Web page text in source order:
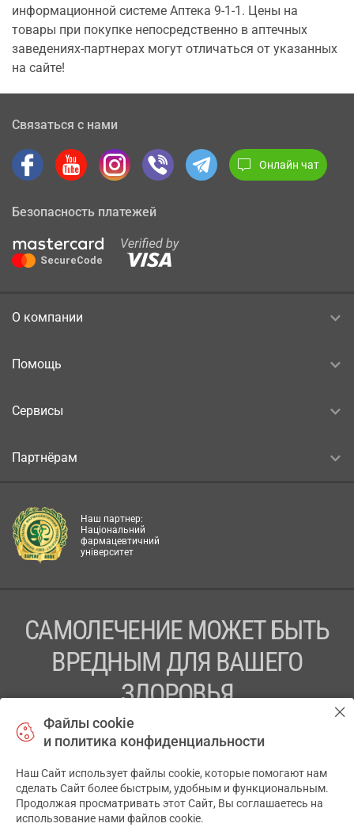
информационной системе Аптека 9-1-1. Цены на
товары при покупке непосредственно в аптечных
заведениях-партнерах могут отличаться от указанных
на сайте!
Связаться с нами
Онлайн чат
Безопасность платежей
О компании
Помощь
Сервисы
Партнёрам
Наш партнер:
Національний
фармацевтичний
університет
САМОЛЕЧЕНИЕ МОЖЕТ БЫТЬ
ВРЕДНЫМ ДЛЯ ВАШЕГО
ЗДОРОВЬЯ
ПЕРЕД ПРИМЕНЕНИЕМ ПРЕПАРАТА
ПРОКОНСУЛЬТИРУЙТЕСЬ С ВРАЧОМ
ТОВ «АПТЕКА 911.ЮА» Код ЄДРПОУ 43631965.
Отказ от ответственности
Файлы cookie
и политика конфиденциальности
Наш Сайт использует файлы cookie, которые помогают нам
сделать Сайт более быстрым, удобным и функциональным.
Продолжая просматривать этот Сайт, Вы соглашаетесь на
использование нами файлов cookie.
✕